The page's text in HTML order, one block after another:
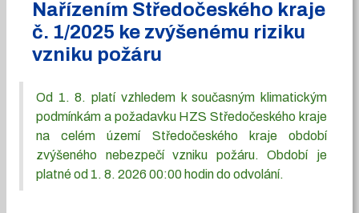
Nařízením Středočeského kraje
č. 1/2025 ke zvýšenému riziku
vzniku požáru
Od 1. 8. platí vzhledem k současným klimatickým
podmínkám a požadavku HZS Středočeského kraje
na celém území Středočeského kraje období
zvýšeného nebezpečí vzniku požáru. Období je
platné od 1. 8. 2026 00:00 hodin do odvolání.